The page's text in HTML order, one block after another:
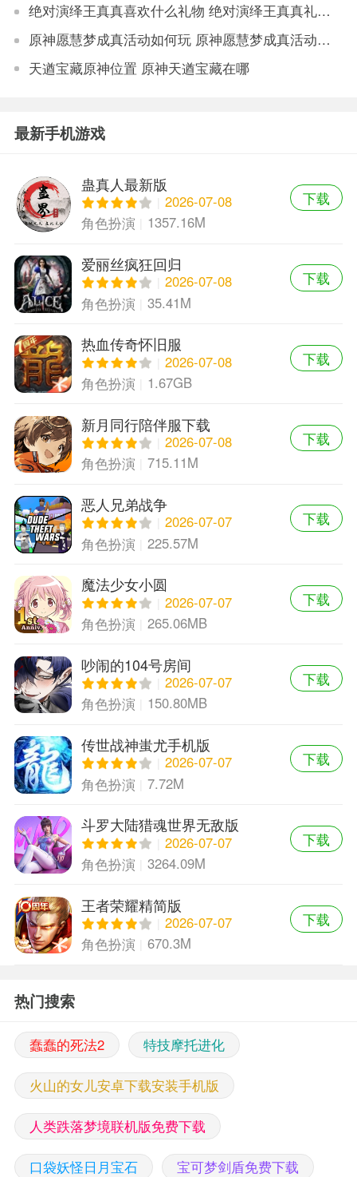
绝对演绎王真真喜欢什么礼物 绝对演绎王真真礼物喜好介绍
原神愿慧梦成真活动如何玩 原神愿慧梦成真活动玩法
天遒宝藏原神位置 原神天遒宝藏在哪
最新手机游戏
蛊真人最新版
2026-07-08
角色扮演
1357.16M
下载
爱丽丝疯狂回归
2026-07-08
角色扮演
35.41M
下载
热血传奇怀旧服
2026-07-08
角色扮演
1.67GB
下载
新月同行陪伴服下载
2026-07-08
角色扮演
715.11M
下载
恶人兄弟战争
2026-07-07
角色扮演
225.57M
下载
魔法少女小圆
2026-07-07
角色扮演
265.06MB
下载
吵闹的104号房间
2026-07-07
角色扮演
150.80MB
下载
传世战神蚩尤手机版
2026-07-07
角色扮演
7.72M
下载
斗罗大陆猎魂世界无敌版
2026-07-07
角色扮演
3264.09M
下载
王者荣耀精简版
2026-07-07
角色扮演
670.3M
下载
热门搜索
蠢蠢的死法2 特技摩托进化
火山的女儿安卓下载安装手机版
人类跌落梦境联机版免费下载
口袋妖怪日月宝石 宝可梦剑盾免费下载